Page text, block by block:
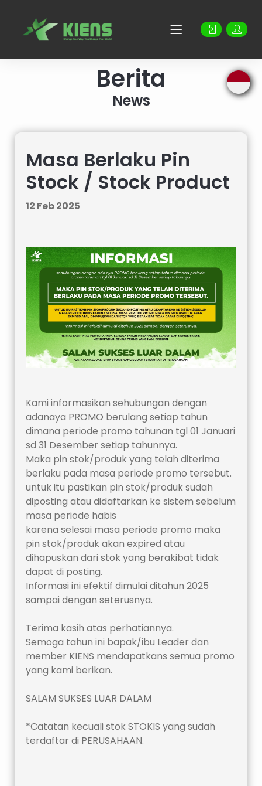
Berita
News
Masa Berlaku Pin
Stock / Stock Product
12 Feb 2025
Kami informasikan sehubungan dengan
adanaya PROMO berulang setiap tahun
dimana periode promo tahunan tgl 01 Januari
sd 31 Desember setiap tahunnya.
Maka pin stok/produk yang telah diterima
berlaku pada masa periode promo tersebut.
untuk itu pastikan pin stok/produk sudah
diposting atau didaftarkan ke sistem sebelum
masa periode habis
karena selesai masa periode promo maka
pin stok/produk akan expired atau
dihapuskan dari stok yang berakibat tidak
dapat di posting.
Informasi ini efektif dimulai ditahun 2025
sampai dengan seterusnya.
Terima kasih atas perhatiannya.
Semoga tahun ini bapak/ibu Leader dan
member KIENS mendapatkans semua promo
yang kami berikan.
SALAM SUKSES LUAR DALAM
*Catatan kecuali stok STOKIS yang sudah
terdaftar di PERUSAHAAN.